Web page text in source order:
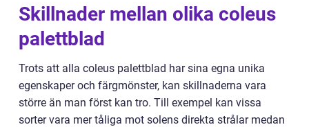
Skillnader mellan olika coleus
palettblad
Trots att alla coleus palettblad har sina egna unika
egenskaper och färgmönster, kan skillnaderna vara
större än man först kan tro. Till exempel kan vissa
sorter vara mer tåliga mot solens direkta strålar medan